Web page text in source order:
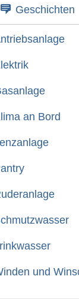
Geschichten
an Bord
und